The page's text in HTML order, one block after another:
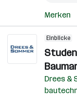
Merken
Einblicke
Drees &